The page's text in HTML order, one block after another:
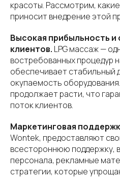
красоты. Рассмотрим,
приносит внедрение этой
Высокая прибыльность
клиентов. LPG массаж —
востребованных процедур
обеспечивает стабильный
окупаемость
продолжает расти, что
поток клиентов.
Маркетинговая
Wontek, предоставляют
всестороннюю поддержку,
персонала, рекламные
стратегии, которые